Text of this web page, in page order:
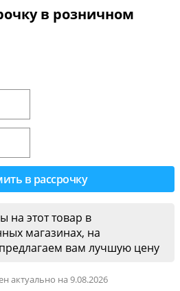
в розничном
на этот товар в
магазинах, на
вам лучшую цену
актуально на 9.08.2026